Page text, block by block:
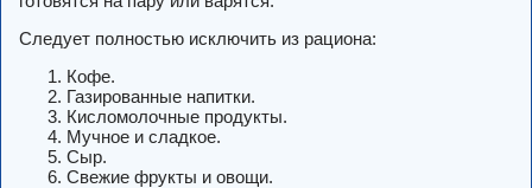
Следует полностью исключить из рациона:
Кофе.
Газированные напитки.
Кисломолочные продукты.
Мучное и сладкое.
Сыр.
Свежие фрукты и овощи.